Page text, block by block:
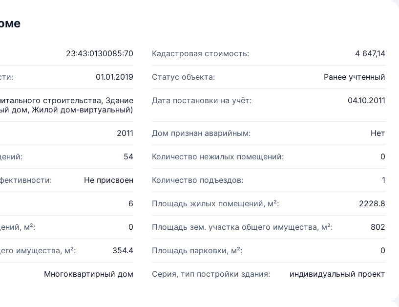
23:43:0130085:70 Кадастровая стоимость: 4 647,14
01.01.2019 Статус объекта: Ранее учтенный
строительства, Здание
дом, Жилой дом-виртуальный)
Дата постановки на учёт: 04.10.2011
2011 Дом признан аварийным: Нет
54 Количество нежилых помещений: 0
Не присвоен Количество подъездов: 1
6 Площадь жилых помещений, м²: 2228.8
м²: 0 Площадь зем. участка общего имущества, м²: 802
имущества, м²: 354.4 Площадь парковки, м²: 0
Многоквартирный дом Серия, тип постройки здания: индивидуальный проект